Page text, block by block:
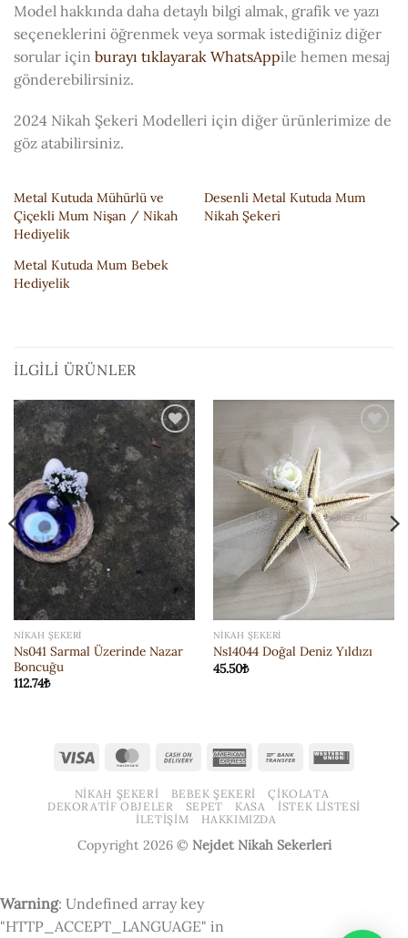
Model hakkında daha detaylı bilgi almak, grafik ve yazı
seçeneklerini öğrenmek veya sormak istediğiniz diğer
sorular için burayı tıklayarak WhatsAppile hemen mesaj
gönderebilirsiniz.
2024 Nikah Şekeri Modelleri için diğer ürünlerimize de
göz atabilirsiniz.
Metal Kutuda Mühürlü ve
Çiçekli Mum Nişan / Nikah
Hediyelik
Desenli Metal Kutuda Mum
Nikah Şekeri
Metal Kutuda Mum Bebek
Hediyelik
İLGILI ÜRÜNLER
ISTEK
LISTESI'NE
EKLE
NIKAH ŞEKERI
Ns041 Sarmal Üzerinde Nazar
Boncuğu
112.74₺
LISTESI'NE
EKLE
NIKAH ŞEKERI
Ns14044 Doğal Deniz Yıldızı
45.50₺
Visa MasterCardCash
Delivery
American Bank
Western
NIKAH ŞEKERI BEBEK ŞEKERI
ÇIKOLATA
DEKORATIF OBJELER
SEPET KASA
İSTEK LISTESI
İLETIŞIM
HAKKIMIZDA
Copyright 2026 © Nejdet Nikah Sekerleri
Warning: Undefined array key
"HTTP_ACCEPT_LANGUAGE" in